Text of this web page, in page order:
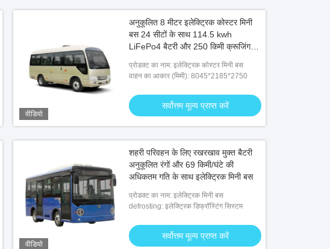
वीडियो
12 मीटर 46 सीटों वाली पूरी तरह से इलेक्ट्रिक बस
सर्वोत्तम मूल्य प्राप्त करें
वीडियो
8.5m बैटरी इलेक्ट्रिक बसें
सर्वोत्तम मूल्य प्राप्त करें
वीडियो
अनुकूलित 8 मीटर इलेक्ट्रिक कोस्टर मिनी
बस 24 सीटों के साथ 114.5 kwh
LiFePo4 बैटरी और 250 किमी क्रूजिंग
प्रोडक्ट का नाम: इलेक्ट्रिक कोस्टर मिनी बस
वाहन का आकार (मिमी): 8045*2185*2750
सर्वोत्तम मूल्य प्राप्त करें
वीडियो
शहरी परिवहन के लिए रखरखाव मुक्त बैटरी
अनुकूलित रंगों और 69 किमी/घंटे की
अधिकतम गति के साथ इलेक्ट्रिक मिनी बस
प्रोडक्ट का नाम: इलेक्ट्रिक मिनी बस
defrosting: इलेक्ट्रिक डिफ्रॉस्टिंग सिस्टम
सर्वोत्तम मूल्य प्राप्त करें